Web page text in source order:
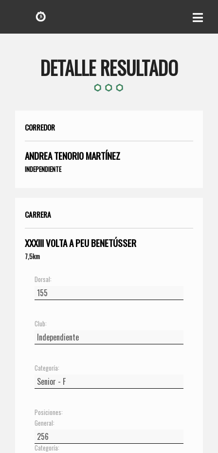
DETALLE RESULTADO
CORREDOR
ANDREA TENORIO MARTÍNEZ
INDEPENDIENTE
CARRERA
XXXIII VOLTA A PEU BENETÚSSER
7,5km
Dorsal:
Club:
Categoría:
Posiciones:
General:
Categoría: